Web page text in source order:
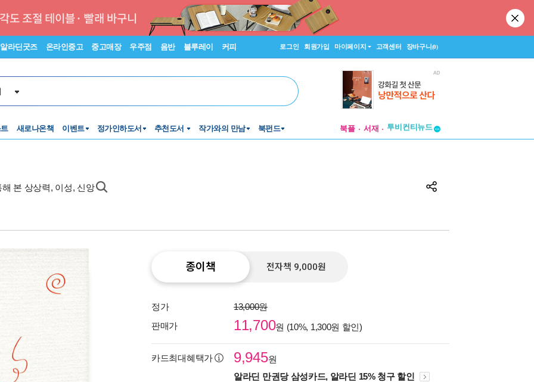
알라딘굿즈 온라인중고 중고매장 우주점 음반 블루레이 커피 로그인 회원가입 마이페이지 고객센터 장바구니(0)
새로나온책 이벤트 정가인하도서 추천도서 작가와의 만남 북펀드 북플 서재
창작플랫폼
본 상상력, 이성, 신앙
종이책 전자책 9,000원
정가
13,000원
판매가
11,700원 (10%, 1,300원 할인)
카드최대혜택가 9,945원
알라딘 만권당 삼성카드, 알라딘 15% 청구 할인